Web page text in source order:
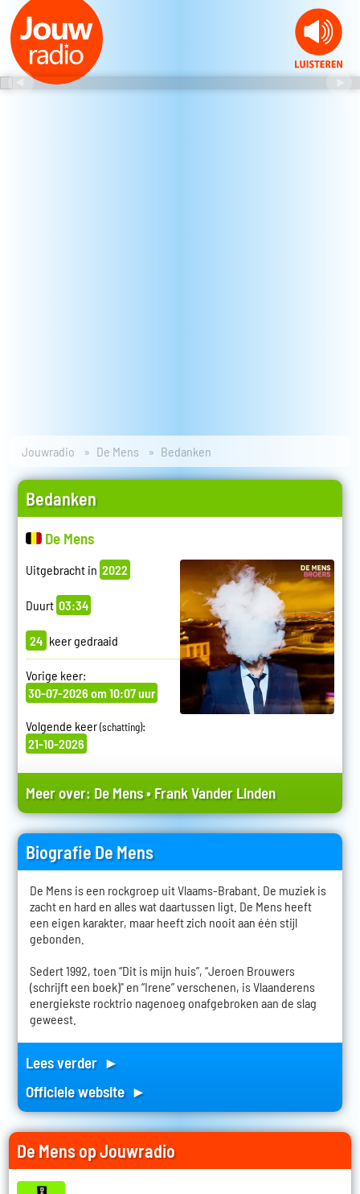
Jouwradio De Mens Bedanken
Bedanken
De Mens
Uitgebracht in 2022
Duurt 03:34
24 keer gedraaid
Vorige keer:
30-07-2026 om 10:07 uur
Volgende keer(schatting):
21-10-2026
Meer over: De Mens•Frank Vander Linden
Biografie De Mens
De Mens is een rockgroep uit Vlaams-Brabant. De muziek is
zacht en hard en alles wat daartussen ligt. De Mens heeft
een eigen karakter, maar heeft zich nooit aan één stijl
gebonden.
Sedert 1992, toen “Dit is mijn huis”, “Jeroen Brouwers
(schrijft een boek)" en “Irene” verschenen, is Vlaanderens
energiekste rocktrio nagenoeg onafgebroken aan de slag
geweest.
Lees verder ►
Officiele website ►
De Mens op Jouwradio